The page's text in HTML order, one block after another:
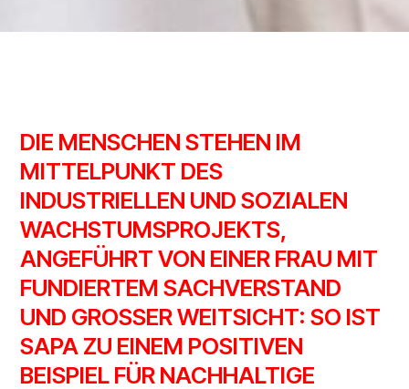
DIE MENSCHEN STEHEN IM
MITTELPUNKT DES
INDUSTRIELLEN UND SOZIALEN
WACHSTUMSPROJEKTS,
ANGEFÜHRT VON EINER FRAU MIT
FUNDIERTEM SACHVERSTAND
UND GROSSER WEITSICHT: SO IST
SAPA ZU EINEM POSITIVEN
BEISPIEL FÜR NACHHALTIGE